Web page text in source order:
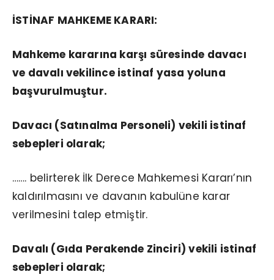
İSTİNAF MAHKEME KARARI:
Mahkeme kararına karşı süresinde davacı
ve davalı vekilince istinaf yasa yoluna
başvurulmuştur.
Davacı (Satınalma Personeli) vekili istinaf
sebepleri olarak;
……. belirterek İlk Derece Mahkemesi Kararı’nın
kaldırılmasını ve davanın kabulüne karar
verilmesini talep etmiştir.
Davalı (Gıda Perakende Zinciri) vekili istinaf
sebepleri olarak;